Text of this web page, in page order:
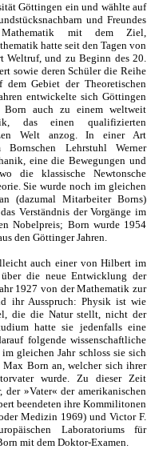
Göttingen ein und wählte auf
und Freundes
mit dem Ziel,
hatte seit den Tagen von
Weltruf, und zu Beginn des 20.
sowie deren Schüler die Reihe
Gebiet der Theoretischen
entwickelte sich Göttingen
Born auch zu einem weltweit
das einen qualifizierten
Welt anzog. In einer Art
Lehrstuhl Werner
eine die Bewegungen und
die klassische Newtonsche
Sie wurde noch im gleichen
(dazumal Mitarbeiter Borns)
Verständnis der Vorgänge im
Nobelpreis; Born wurde 1954
den Göttinger Jahren.
auch einer von Hilbert im
über die neue Entwicklung der
1927 von der Mathematik zur
ihr Ausspruch: Physik ist wie
die die Natur stellt, nicht der
hatte sie jedenfalls eine
folgende wissenschaftliche
gleichen Jahr schloss sie sich
Born an, welcher sich ihrer
wurde. Zu dieser Zeit
der »Vater« der amerikanischen
beendeten ihre Kommilitonen
Medizin 1969) und Victor F.
Laboratoriums für
mit dem Doktor-Examen.